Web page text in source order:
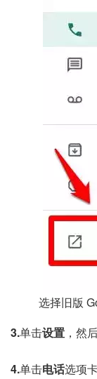
选择旧版
3.单击设置 ，然
4.单击电话选项